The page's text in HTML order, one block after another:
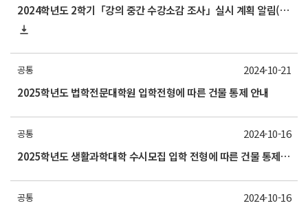
2024학년도 2학기「강의 중간 수강소감 조사」실시 계획 알림(11/4 월요일까지)
공통
2025학년도 법학전문대학원 입학전형에 따른 건물 통제 안내
2024-10-21
공통
2025학년도 생활과학대학 수시모집 입학 전형에 따른 건물 통제 안내
2024-10-16
공통 2024-10-16